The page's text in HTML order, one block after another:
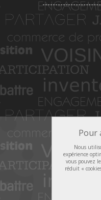
Pour
Nous
expérience
vous pouvez
réduit «